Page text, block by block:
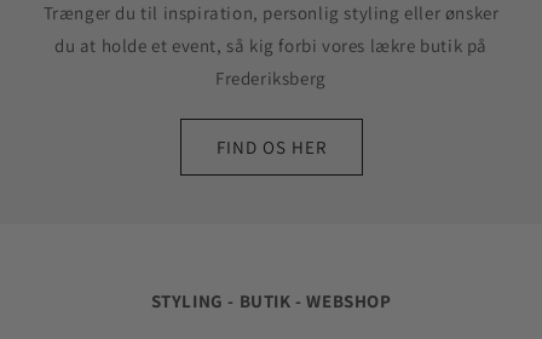
Trænger du til inspiration, personlig styling eller ønsker
du at holde et event, så kig forbi vores lækre butik på
Frederiksberg
FIND OS HER
STYLING - BUTIK - WEBSHOP